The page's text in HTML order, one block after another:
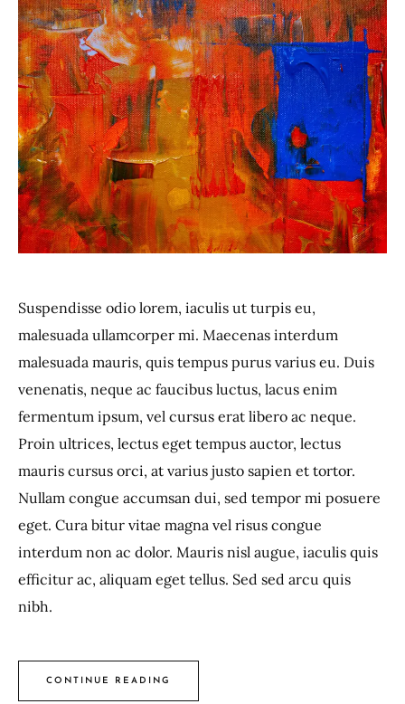
Suspendisse odio lorem, iaculis ut turpis eu,
malesuada ullamcorper mi. Maecenas interdum
malesuada mauris, quis tempus purus varius eu. Duis
venenatis, neque ac faucibus luctus, lacus enim
fermentum ipsum, vel cursus erat libero ac neque.
Proin ultrices, lectus eget tempus auctor, lectus
mauris cursus orci, at varius justo sapien et tortor.
Nullam congue accumsan dui, sed tempor mi posuere
eget. Cura bitur vitae magna vel risus congue
interdum non ac dolor. Mauris nisl augue, iaculis quis
efficitur ac, aliquam eget tellus. Sed sed arcu quis
nibh.
CONTINUE READING